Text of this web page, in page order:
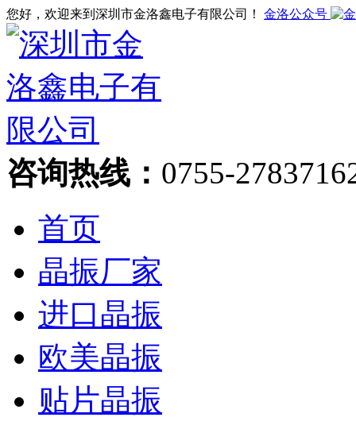
您好，欢迎来到深圳市金洛鑫电子有限公司！ 金洛公众号
咨询热线： 0755-
首页
晶振厂家
进口晶振
欧美晶振
贴片晶振